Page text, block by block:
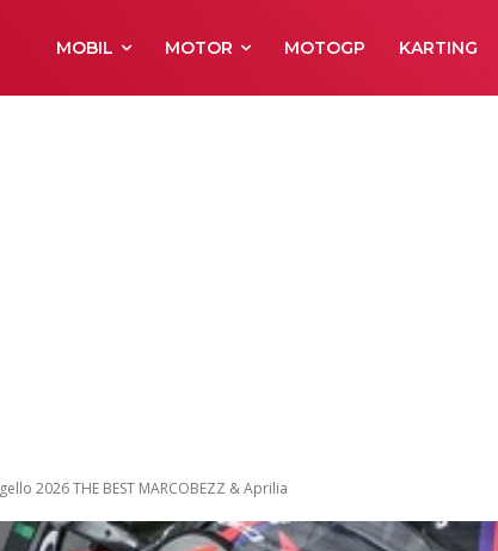
MOBIL MOTOR MOTOGP KARTING
2026 THE BEST MARCOBEZZ & Aprilia